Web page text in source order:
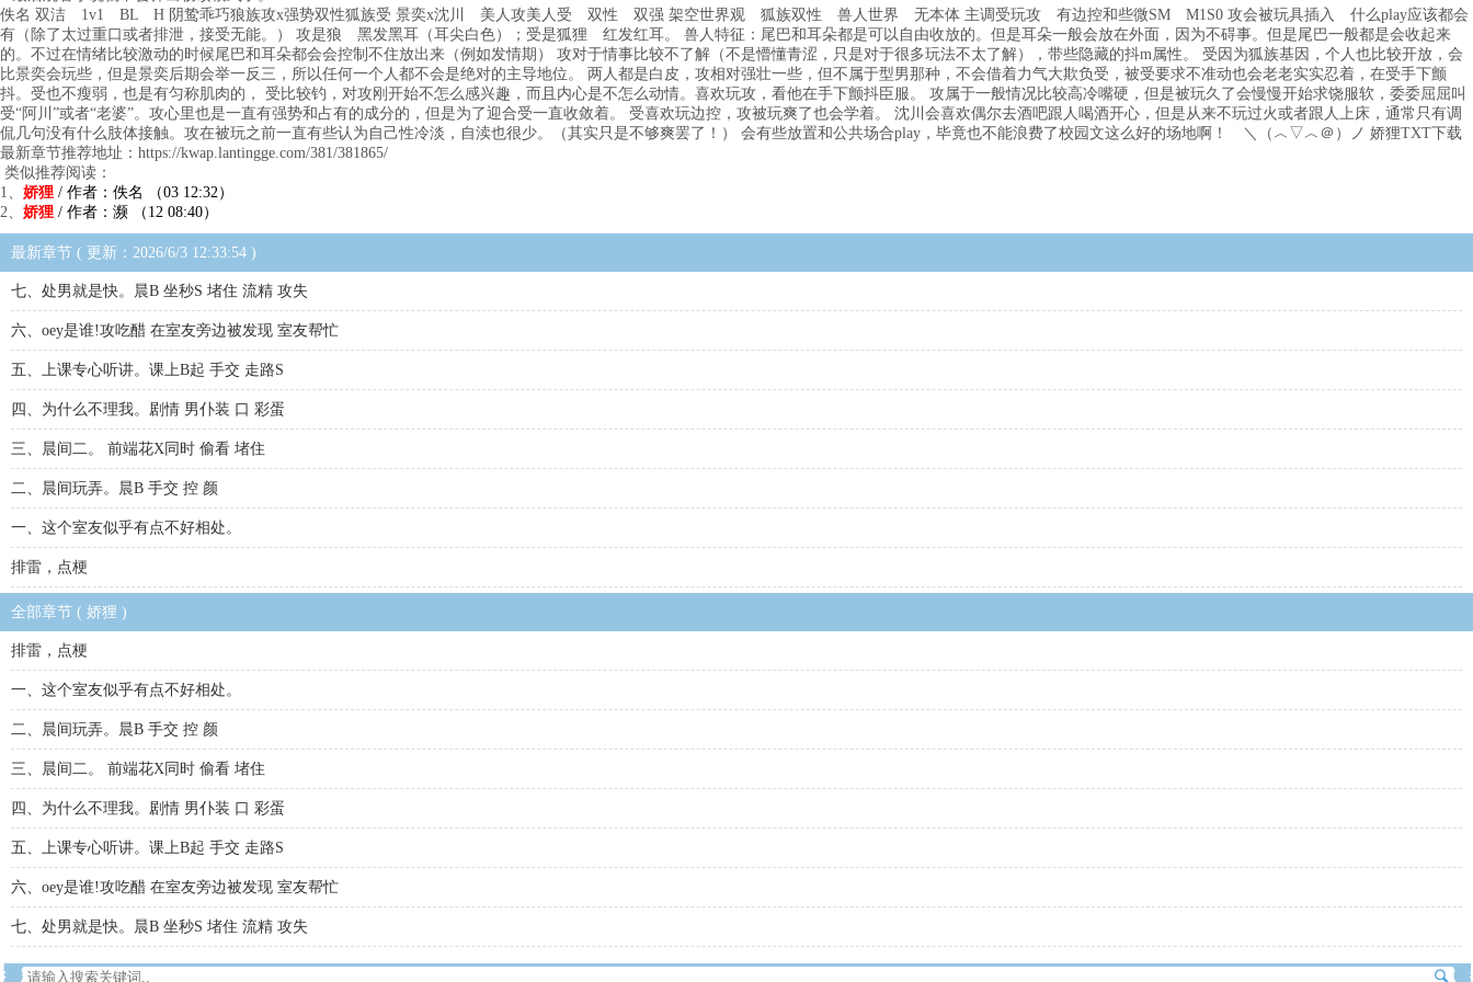
佚名 双洁 1v1 BL H 阴鸷乖巧狼族攻x强势双性狐族受 景奕x沈川 美人攻美人受 双性 双强 架空世界观 狐族双性 兽人世界 无本体 主调受玩攻 有边控和些微SM M1S0 攻会被玩具插入 什么play应该都会
有（除了太过重口或者排泄，接受无能。） 攻是狼 黑发黑耳（耳尖白色）；受是狐狸 红发红耳。 兽人特征：尾巴和耳朵都是可以自由收放的。但是耳朵一般会放在外面，因为不碍事。但是尾巴一般都是会收起来
的。不过在情绪比较激动的时候尾巴和耳朵都会会控制不住放出来（例如发情期） 攻对于情事比较不了解（不是懵懂青涩，只是对于很多玩法不太了解），带些隐藏的抖m属性。 受因为狐族基因，个人也比较开放，会
比景奕会玩些，但是景奕后期会举一反三，所以任何一个人都不会是绝对的主导地位。 两人都是白皮，攻相对强壮一些，但不属于型男那种，不会借着力气大欺负受，被受要求不准动也会老老实实忍着，在受手下颤
抖。受也不瘦弱，也是有匀称肌肉的， 受比较钓，对攻刚开始不怎么感兴趣，而且内心是不怎么动情。喜欢玩攻，看他在手下颤抖臣服。 攻属于一般情况比较高冷嘴硬，但是被玩久了会慢慢开始求饶服软，委委屈屈叫
受“阿川”或者“老婆”。攻心里也是一直有强势和占有的成分的，但是为了迎合受一直收敛着。 受喜欢玩边控，攻被玩爽了也会学着。 沈川会喜欢偶尔去酒吧跟人喝酒开心，但是从来不玩过火或者跟人上床，通常只有调
侃几句没有什么肢体接触。攻在被玩之前一直有些认为自己性冷淡，自渎也很少。（其实只是不够爽罢了！） 会有些放置和公共场合play，毕竟也不能浪费了校园文这么好的场地啊！ ＼（︿▽︿＠）ノ 娇狸TXT下载
最新章节推荐地址：https://kwap.lantingge.com/381/381865/
类似推荐阅读：
1、 娇狸 / 作者：佚名 （03 12:32）
2、 娇狸 / 作者：濒 （12 08:40）
最新章节 ( 更新：2026/6/3 12:33:54 )
七、处男就是快。晨B 坐秒S 堵住 流精 攻失
六、oey是谁!攻吃醋 在室友旁边被发现 室友帮忙
五、上课专心听讲。课上B起 手交 走路S
四、为什么不理我。剧情 男仆装 口 彩蛋
三、晨间二。 前端花X同时 偷看 堵住
二、晨间玩弄。晨B 手交 控 颜
一、这个室友似乎有点不好相处。
排雷，点梗
全部章节 ( 娇狸 )
排雷，点梗
一、这个室友似乎有点不好相处。
二、晨间玩弄。晨B 手交 控 颜
三、晨间二。 前端花X同时 偷看 堵住
四、为什么不理我。剧情 男仆装 口 彩蛋
五、上课专心听讲。课上B起 手交 走路S
六、oey是谁!攻吃醋 在室友旁边被发现 室友帮忙
七、处男就是快。晨B 坐秒S 堵住 流精 攻失